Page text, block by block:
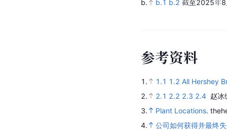
b.
b.1 b.2 截至2025年8
参考资料
1. 1.1 1.2 All Hershey
2.
2.1 2.2 2.3 2.4 赵冰
3.
Plant Locations.
4.
公司如何获得并最终